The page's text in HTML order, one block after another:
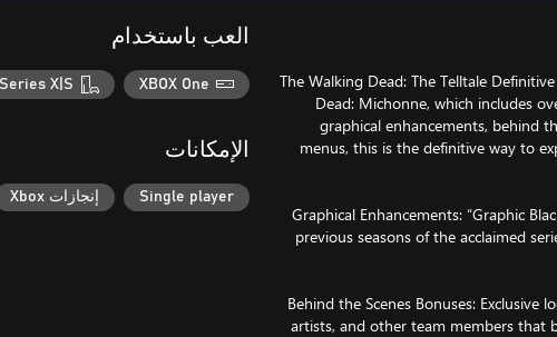
The Walking Dead: The Telltale
Dead: Michonne, which includes
graphical enhancements, behind
menus, this is the definitive way to
· Graphical Enhancements: “Graphic
previous seasons of the acclaimed
· Behind the Scenes Bonuses:
artists, and other team members that
العب باستخدام
XBOX One
X|S
الإمكانات
Single player إنجازات Xbox